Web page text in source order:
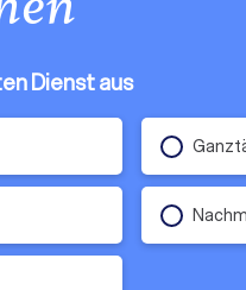
Dienst aus